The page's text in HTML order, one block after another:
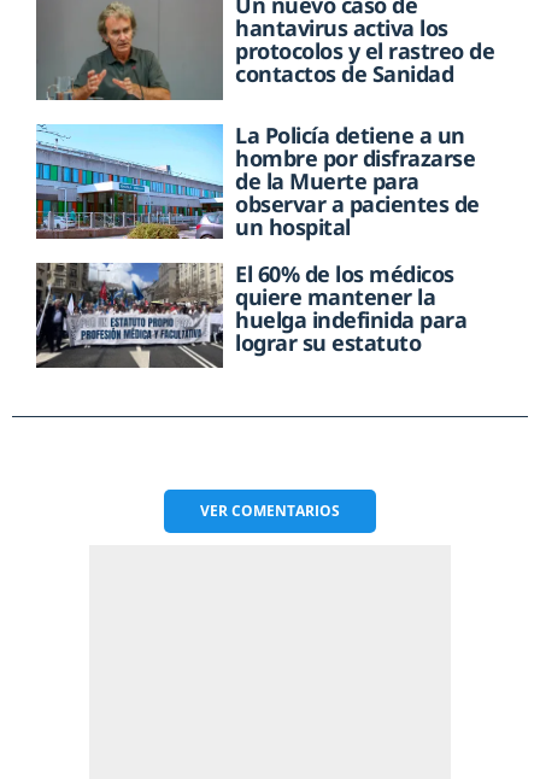
hantavirus activa los
protocolos y el rastreo de
contactos de Sanidad
La Policía detiene a un
hombre por disfrazarse
de la Muerte para
observar a pacientes de
un hospital
El 60% de los médicos
quiere mantener la
huelga indefinida para
lograr su estatuto
VERCOMENTARIOS